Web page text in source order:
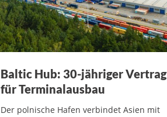
Baltic Hub: 30-jähriger Vertrag
für Terminalausbau
Der polnische Hafen verbindet Asien mit